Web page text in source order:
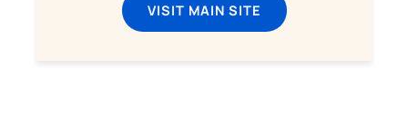
VISIT MAIN SITE